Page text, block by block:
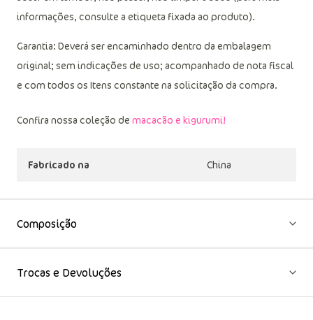
informações, consulte a etiqueta fixada ao produto).
Garantia: Deverá ser encaminhado dentro da embalagem
original; sem indicações de uso; acompanhado de nota fiscal
e com todos os Itens constante na solicitação da compra.
Confira nossa coleção de macacão e kigurumi!
Fabricado na China
Composição
Trocas e Devoluções